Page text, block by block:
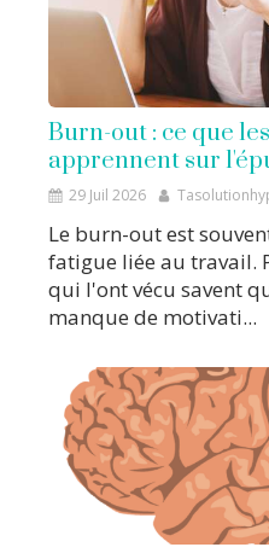
Burn-out : ce que
apprennent sur
29 Juil 2026
Le burn-out est
fatigue liée au travail.
qui l'ont vécu savent
manque de motivati...